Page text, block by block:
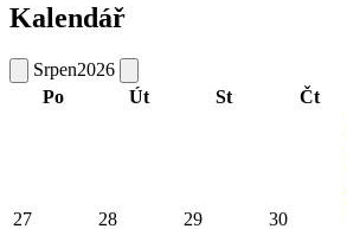
Kalendář
Srpen2026
Po
Út St Čt
27 28 29 30